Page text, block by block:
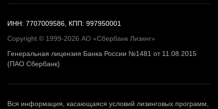
ИНН: 7707009586, КПП: 997950001
Copyright © 1999-2026 АО «Сбербанк Лизинг»
Генеральная лицензия Банка России №1481 от 11.08.2015
(ПАО Сбербанк)
Вся информация, касающаяся условий лизинговых программ,